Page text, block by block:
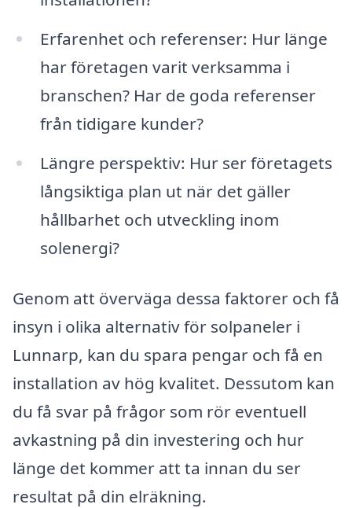
Erfarenhet och referenser: Hur länge
har företagen varit verksamma i
branschen? Har de goda referenser
från tidigare kunder?
Längre perspektiv: Hur ser företagets
långsiktiga plan ut när det gäller
hållbarhet och utveckling inom
solenergi?
Genom att överväga dessa faktorer och få
insyn i olika alternativ för solpaneler i
Lunnarp, kan du spara pengar och få en
installation av hög kvalitet. Dessutom kan
du få svar på frågor som rör eventuell
avkastning på din investering och hur
länge det kommer att ta innan du ser
resultat på din elräkning.